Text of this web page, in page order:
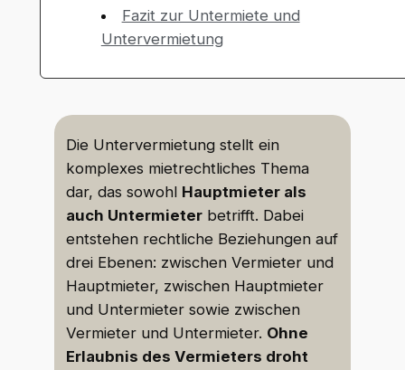
Fazit zur Untermiete und
Untervermietung
Die Untervermietung stellt ein
komplexes mietrechtliches Thema
dar, das sowohl Hauptmieter als
auch Untermieter betrifft. Dabei
entstehen rechtliche Beziehungen auf
drei Ebenen: zwischen Vermieter und
Hauptmieter, zwischen Hauptmieter
und Untermieter sowie zwischen
Vermieter und Untermieter. Ohne
Erlaubnis des Vermieters droht